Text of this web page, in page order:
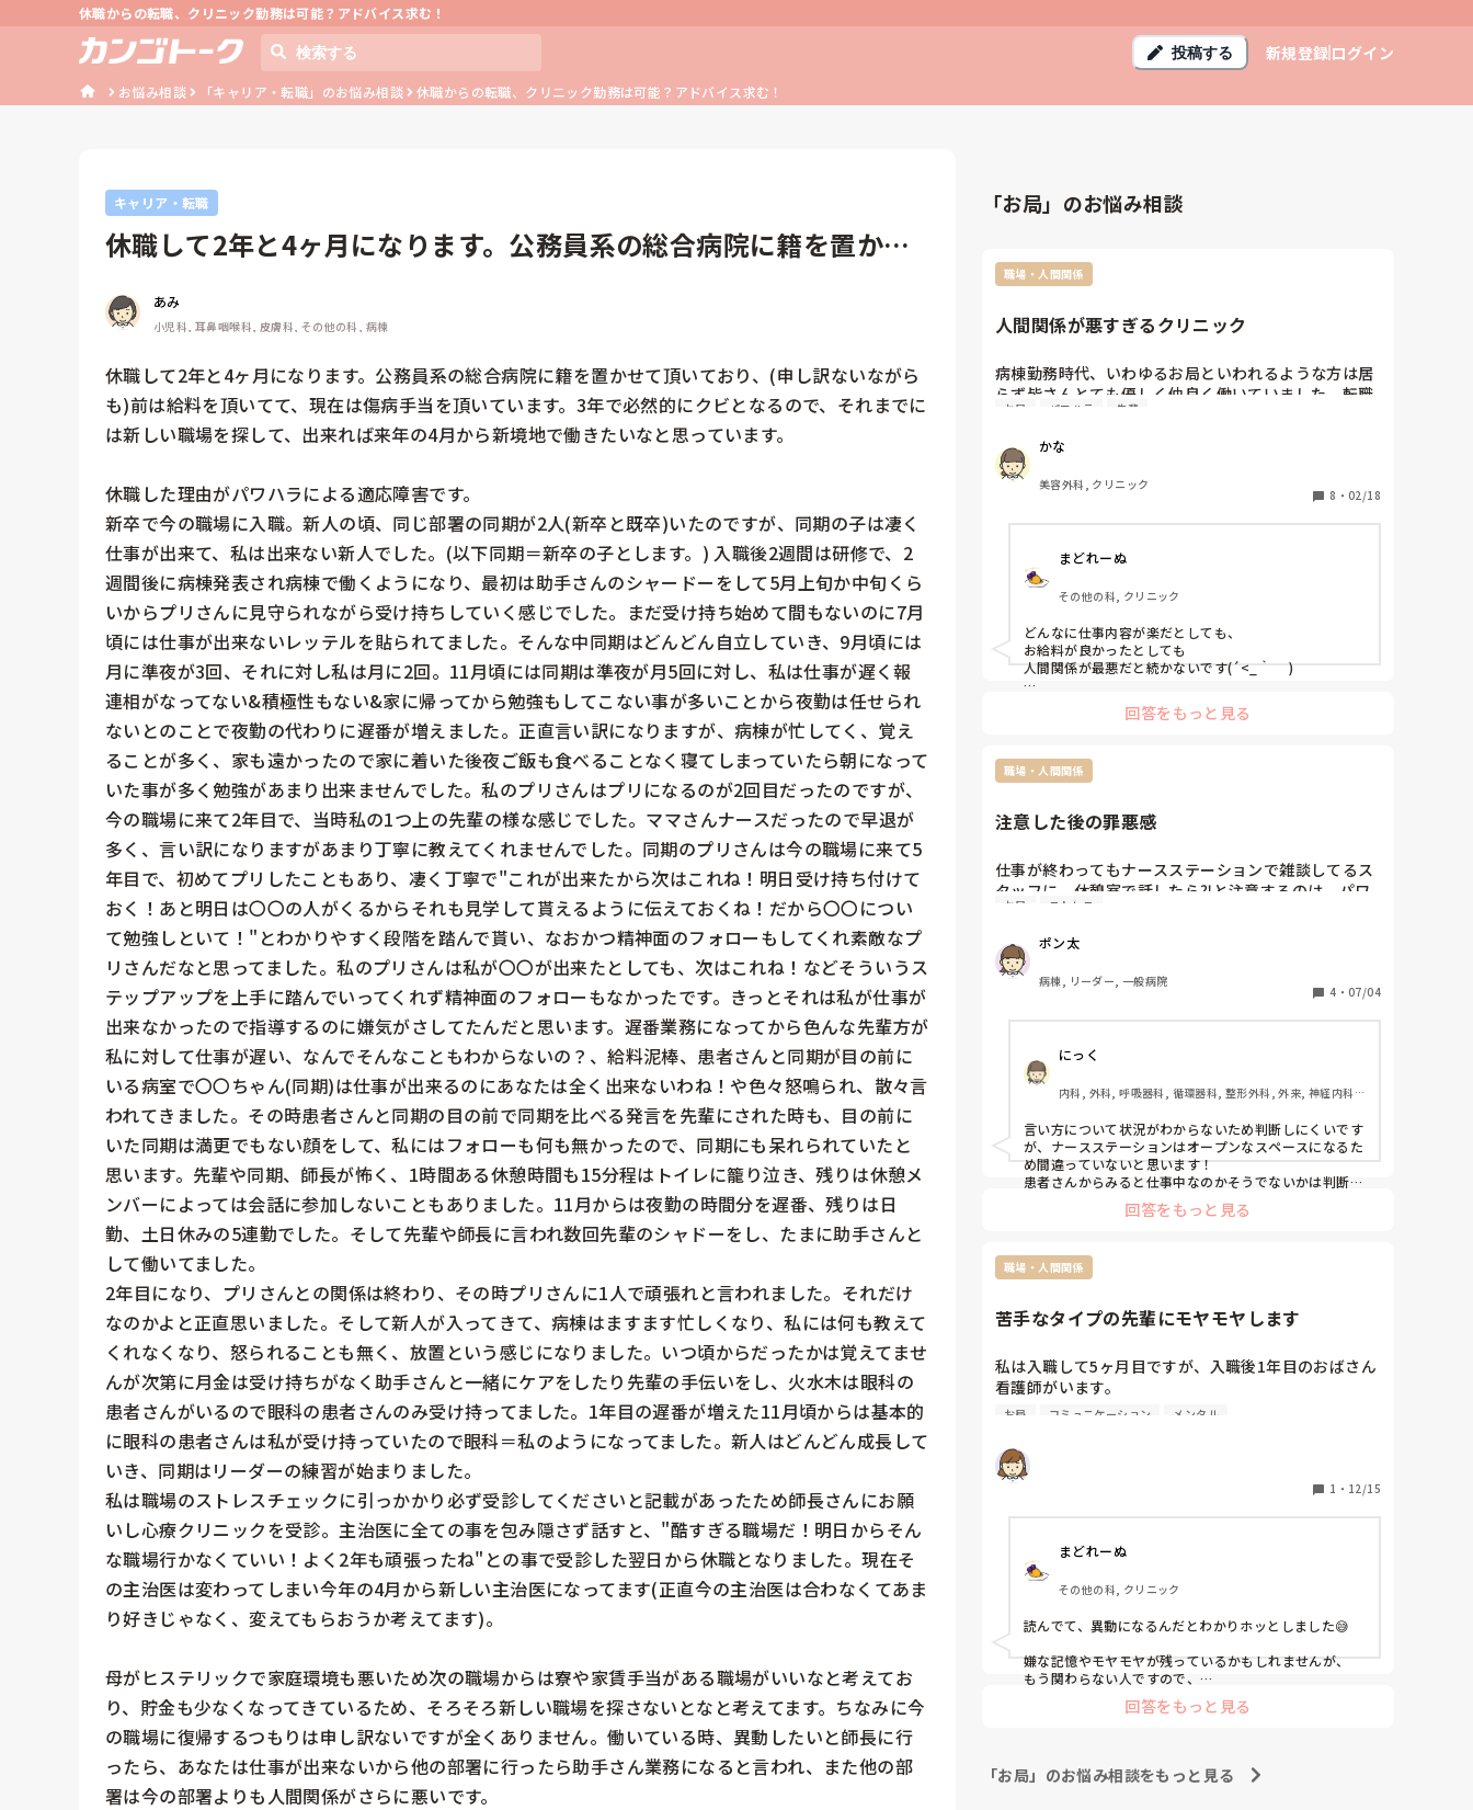
休職からの転職、クリニック勤務は可能？アドバイス求む！
投稿する 新規登録ログイン
お悩み相談 「キャリア・転職」のお悩み相談 休職からの転職、クリニック勤務は可能？アドバイス求む！
キャリア・転職
休職して2年と4ヶ月になります。公務員系の総合病院に籍を置かせ
あみ
小児科, 耳鼻咽喉科, 皮膚科, その他の科, 病棟
休職して2年と4ヶ月になります。公務員系の総合病院に籍を置かせて頂いており、(申し訳ないながら
も)前は給料を頂いてて、現在は傷病手当を頂いています。3年で必然的にクビとなるので、それまでに
は新しい職場を探して、出来れば来年の4月から新境地で働きたいなと思っています。
休職した理由がパワハラによる適応障害です。
新卒で今の職場に入職。新人の頃、同じ部署の同期が2人(新卒と既卒)いたのですが、同期の子は凄く
仕事が出来て、私は出来ない新人でした。(以下同期＝新卒の子とします。) 入職後2週間は研修で、2
週間後に病棟発表され病棟で働くようになり、最初は助手さんのシャードーをして5月上旬か中旬くら
いからプリさんに見守られながら受け持ちしていく感じでした。まだ受け持ち始めて間もないのに7月
頃には仕事が出来ないレッテルを貼られてました。そんな中同期はどんどん自立していき、9月頃には
月に準夜が3回、それに対し私は月に2回。11月頃には同期は準夜が月5回に対し、私は仕事が遅く報
連相がなってない&積極性もない&家に帰ってから勉強もしてこない事が多いことから夜勤は任せられ
ないとのことで夜勤の代わりに遅番が増えました。正直言い訳になりますが、病棟が忙してく、覚え
ることが多く、家も遠かったので家に着いた後夜ご飯も食べることなく寝てしまっていたら朝になって
いた事が多く勉強があまり出来ませんでした。私のプリさんはプリになるのが2回目だったのですが、
今の職場に来て2年目で、当時私の1つ上の先輩の様な感じでした。ママさんナースだったので早退が
多く、言い訳になりますがあまり丁寧に教えてくれませんでした。同期のプリさんは今の職場に来て5
年目で、初めてプリしたこともあり、凄く丁寧で"これが出来たから次はこれね！明日受け持ち付けて
おく！あと明日は〇〇の人がくるからそれも見学して貰えるように伝えておくね！だから〇〇につい
て勉強しといて！"とわかりやすく段階を踏んで貰い、なおかつ精神面のフォローもしてくれ素敵なプ
リさんだなと思ってました。私のプリさんは私が〇〇が出来たとしても、次はこれね！などそういうス
テップアップを上手に踏んでいってくれず精神面のフォローもなかったです。きっとそれは私が仕事が
出来なかったので指導するのに嫌気がさしてたんだと思います。遅番業務になってから色んな先輩方が
私に対して仕事が遅い、なんでそんなこともわからないの？、給料泥棒、患者さんと同期が目の前に
いる病室で〇〇ちゃん(同期)は仕事が出来るのにあなたは全く出来ないわね！や色々怒鳴られ、散々言
われてきました。その時患者さんと同期の目の前で同期を比べる発言を先輩にされた時も、目の前に
いた同期は満更でもない顔をして、私にはフォローも何も無かったので、同期にも呆れられていたと
思います。先輩や同期、師長が怖く、1時間ある休憩時間も15分程はトイレに籠り泣き、残りは休憩メ
ンバーによっては会話に参加しないこともありました。11月からは夜勤の時間分を遅番、残りは日
勤、土日休みの5連勤でした。そして先輩や師長に言われ数回先輩のシャドーをし、たまに助手さんと
して働いてました。
2年目になり、プリさんとの関係は終わり、その時プリさんに1人で頑張れと言われました。それだけ
なのかよと正直思いました。そして新人が入ってきて、病棟はますます忙しくなり、私には何も教えて
くれなくなり、怒られることも無く、放置という感じになりました。いつ頃からだったかは覚えてませ
んが次第に月金は受け持ちがなく助手さんと一緒にケアをしたり先輩の手伝いをし、火水木は眼科の
患者さんがいるので眼科の患者さんのみ受け持ってました。1年目の遅番が増えた11月頃からは基本的
に眼科の患者さんは私が受け持っていたので眼科＝私のようになってました。新人はどんどん成長して
いき、同期はリーダーの練習が始まりました。
私は職場のストレスチェックに引っかかり必ず受診してくださいと記載があったため師長さんにお願
いし心療クリニックを受診。主治医に全ての事を包み隠さず話すと、"酷すぎる職場だ！明日からそん
な職場行かなくていい！よく2年も頑張ったね"との事で受診した翌日から休職となりました。現在そ
の主治医は変わってしまい今年の4月から新しい主治医になってます(正直今の主治医は合わなくてあま
り好きじゃなく、変えてもらおうか考えてます)。
母がヒステリックで家庭環境も悪いため次の職場からは寮や家賃手当がある職場がいいなと考えてお
り、貯金も少なくなってきているため、そろそろ新しい職場を探さないとなと考えてます。ちなみに今
の職場に復帰するつもりは申し訳ないですが全くありません。働いている時、異動したいと師長に行
ったら、あなたは仕事が出来ないから他の部署に行ったら助手さん業務になると言われ、また他の部
署は今の部署よりも人間関係がさらに悪いです。
「お局」のお悩み相談
職場・人間関係
人間関係が悪すぎるクリニック
病棟勤務時代、いわゆるお局といわれるような方は居
らず皆さんとても優しく仲良く働いていました。転職
してクリニック勤務になり、お局さんを初めて体験し
な方であったり、、
それ以外にも、もはやいじめなのではと思われるよう
な陰口、悪口、派閥などあります。
できれば長く続けたい職場なのですが、人間関係が終
このような人間関係の職場で働いたことのある方いら
っしゃいますか？
転職したばかりなのですぐに辞めることはしたくない
のですが、毎日しんどくて憂鬱です。
お局 パワハラ 先輩
かな
美容外科, クリニック
8 ・ 02/18
まどれーぬ
その他の科, クリニック
どんなに仕事内容が楽だとしても、
お給料が良かったとしても
人間関係が最悪だと続かないです(´<_｀ 　)
仕事に行きたくないと思うような職場はダメだと思って
てきましたね（てゆーか逃げました）。
試用期間過ぎちゃった方が辞めづらくなるなーと思った
回答をもっと見る
職場・人間関係
注意した後の罪悪感
仕事が終わってもナースステーションで雑談してるス
タッフに、休憩室で話したら⁈と注意するのは、パワ
ハラ？空気読めないお局？ですか？？
こっちは仕事してて、正直邪魔だったし迷惑だった
よ。
言ってからいいかたキツかったかな?とか、言わない
方がよかったかな?と自己嫌悪だし、なんかモヤモヤ
してます
お局 ストレス
ポン太
病棟, リーダー, 一般病院
4 ・ 07/04
にっく
内科, 外科, 呼吸器科, 循環器科, 整形外科, 外来, 神経内科,
言い方について状況がわからないため判断しにくいです
が、ナースステーションはオープンなスペースになるた
め間違っていないと思います！
患者さんからみると仕事中なのかそうでないかは判断つ
きません。良い印象を与えないと思います。
回答をもっと見る
職場・人間関係
苦手なタイプの先輩にモヤモヤします
私は入職して5ヶ月目ですが、入職後1年目のおばさん
看護師がいます。
最初に見た時から「あ…」と思う方で、自分の気分に
みたいなタイプでした。入りたての私になんて大きな
態度を取りやすいらしく、特におばさんが夜勤入りで
いいなと思っていたのですが、移乗して食堂に誘導〜
食前薬配薬時に不機嫌さを感じてきました。
夜勤ペアの主任には はい😆なのに、私には はい😑と
明らかに対応が違うし、車椅子に移乗して食堂に連れ
てきたら「その人今日部屋食にする予定。夜は食べな
いから。」と人が少ない時にわざわざ部屋食を増やす
意味がわからない自分なりの対応も私は聞かされてな
かったり。私が来たら主任とコソコソ話していた会話
をやめ、「後で言う🤫」と何の話をしていたか分かり
ら主任と私が向かってたのに、途中でおばさんも来
お局 コミュニケーション メンタル
1 ・ 12/15
まどれーぬ
その他の科, クリニック
読んでて、異動になるんだとわかりホッとしました😅
嫌な記憶やモヤモヤが残っているかもしれませんが、
もう関わらない人ですので、
自分の好きなもの食べて、
好きなことやって発散しましょう！٩(｡•̀ω•́｡)و
いると思うので、
愚痴れそうな同志がいたらその人とごはん食べに行っ
回答をもっと見る
「お局」のお悩み相談をもっと見る